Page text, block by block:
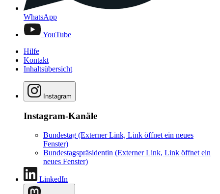
WhatsApp
YouTube
Hilfe
Kontakt
Inhaltsübersicht
Instagram
Instagram-Kanäle
Bundestag (Externer Link, Link öffnet ein neues
Fenster)
Bundestagspräsidentin (Externer Link, Link öffnet ein
neues Fenster)
LinkedIn